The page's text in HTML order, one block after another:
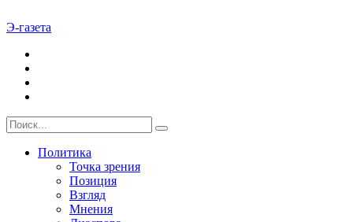
Э-газета
Политика
Точка зрения
Позиция
Взгляд
Мнения